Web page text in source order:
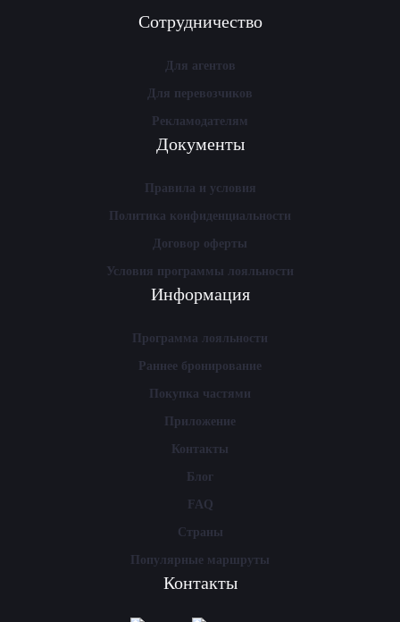
Сотрудничество
Для агентов
Для перевозчиков
Рекламодателям
Документы
Правила и условия
Политика конфиденциальности
Договор оферты
Условия программы лояльности
Информация
Программа лояльности
Раннее бронирование
Покупка частями
Приложение
Контакты
Блог
FAQ
Страны
Популярные маршруты
Контакты